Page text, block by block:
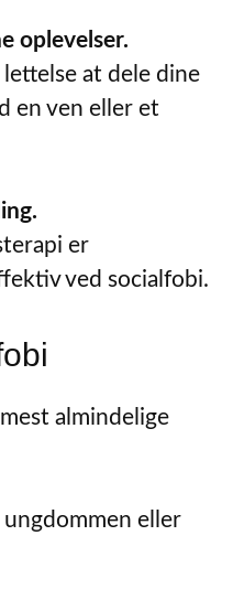
oplevelser.
at dele dine
en ven eller et
er
ved socialfobi.
almindelige
eller